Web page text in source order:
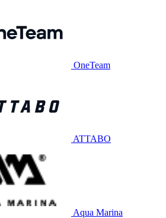
OneTeam
ATTABO
Aqua Marina